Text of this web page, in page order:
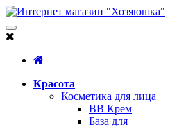
Красота
Косметика для лица
BB Крем
База для